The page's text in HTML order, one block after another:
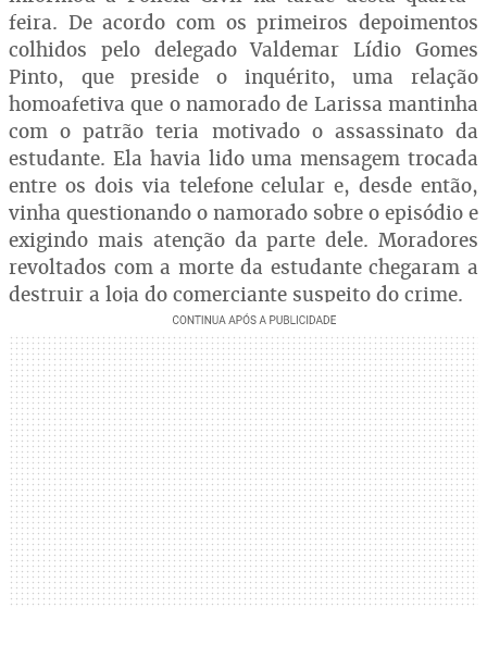
feira. De acordo com os primeiros depoimentos
colhidos pelo delegado Valdemar Lídio Gomes
Pinto, que preside o inquérito, uma relação
homoafetiva que o namorado de Larissa mantinha
com o patrão teria motivado o assassinato da
estudante. Ela havia lido uma mensagem trocada
entre os dois via telefone celular e, desde então,
vinha questionando o namorado sobre o episódio e
exigindo mais atenção da parte dele. Moradores
revoltados com a morte da estudante chegaram a
destruir a loja do comerciante suspeito do crime.